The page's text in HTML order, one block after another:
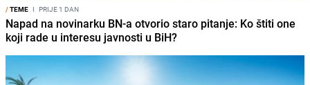
/TEME I PRIJE 1 DAN
Napad na novinarku BN-a otvorio staro pitanje: Ko štiti one
koji rade u interesu javnosti u BiH?